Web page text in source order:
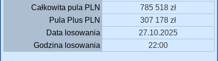
Całkowita pula PLN
785 518 zł
Pula Plus PLN
307 178 zł
Data losowania
27.10.2025
Godzina losowania
22:00